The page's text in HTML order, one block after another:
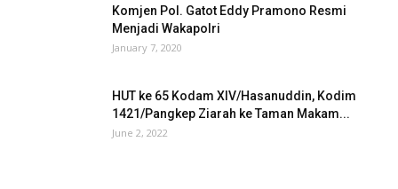
Komjen Pol. Gatot Eddy Pramono Resmi
Menjadi Wakapolri
January 7, 2020
HUT ke 65 Kodam XIV/Hasanuddin, Kodim
1421/Pangkep Ziarah ke Taman Makam...
June 2, 2022